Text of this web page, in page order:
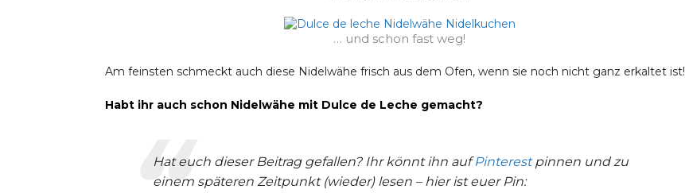
… und schon fast weg!
Am feinsten schmeckt auch diese Nidelwähe frisch aus dem Ofen, wenn sie noch nicht ganz erkaltet ist!
Habt ihr auch schon Nidelwähe mit Dulce de Leche gemacht?
Hat euch dieser Beitrag gefallen? Ihr könnt ihn aufPinterestpinnen und zu
einem späteren Zeitpunkt (wieder) lesen – hier ist euer Pin: